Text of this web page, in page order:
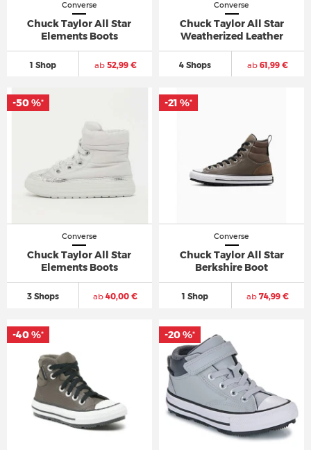
Converse
Chuck Taylor All Star
Elements Boots
1 Shop ab52,99 €
Converse
Chuck Taylor All Star
Weatherized Leather
4 Shops ab 61,99 €
Converse
Chuck Taylor All Star
Elements Boots
3 Shops ab 40,00 €
-50 %*
Converse
Chuck Taylor All Star
Berkshire Boot
1 Shop ab 74,99 €
-21 %*
-40 %* -20 %*